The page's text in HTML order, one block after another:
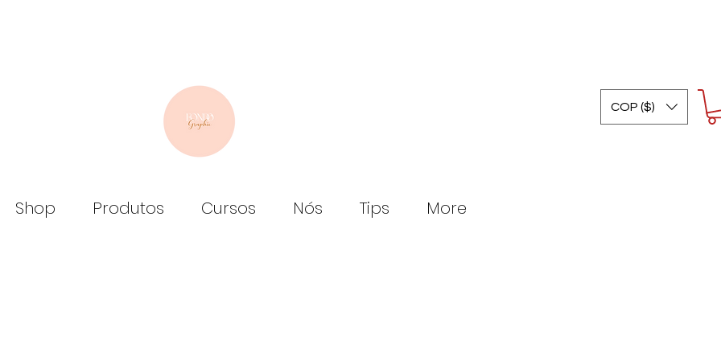
COP ($)
Shop Produtos Cursos Nós Tips More